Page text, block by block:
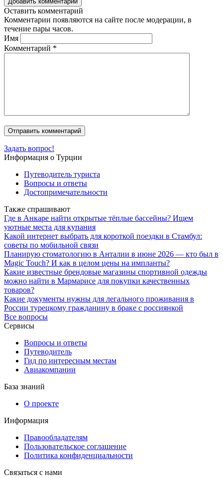
Оставить комментарий
Комментарии появляются на сайте после модерации, в
течение пары часов.
Имя
Комментарий *
Задать вопрос!
Информация о Турции
Путеводитель туриста
Вопросы и ответы
Достопримечательности
Также спрашивают
Где в Анкаре найти открытые тёплые бассейны? Ищем
уютные места для купания
Какой интернет выбрать для короткой поездки в Стамбул:
советы по мобильной связи
Планирую стоматологию в Анталии в июне 2026 — кто был в
Magic Touch? И как в целом цены на импланты?
Какие известные брендовые магазины спортивной одежды
можно найти в Мармарисе для покупки качественных
товаров?
Какие документы нужны для легального проживания в
России турецкому гражданину в браке с россиянкой
Все вопросы
Сервисы
Вопросы и ответы
Путеводитель
Гид по интересным местам
Авиакомпании
База знаний
О проекте
Информация
Правообладателям
Пользовательское соглашение
Политика конфиденциальности
Связаться с нами